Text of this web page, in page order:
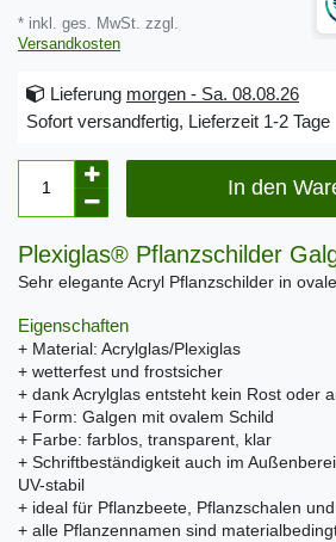
* inkl. ges. MwSt. zzgl.
Versandkosten
Lieferung morgen - Sa. 08.08.26
Sofort versandfertig, Lieferzeit 1-2 Tage
In den
Plexiglas® Pflanzschilder
Sehr elegante Acryl Pflanzschilder in
Eigenschaften
+ Material: Acrylglas/Plexiglas
+ wetterfest und frostsicher
+ dank Acrylglas entsteht kein Rost oder
+ Form: Galgen mit ovalem Schild
+ Farbe: farblos, transparent, klar
+ Schriftbeständigkeit auch im
UV-stabil
+ ideal für Pflanzbeete, Pflanzschalen
+ alle Pflanzennamen sind